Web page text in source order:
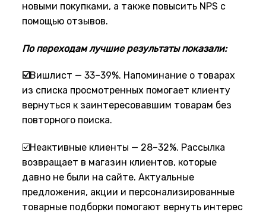
новыми покупками, а также повысить NPS с
помощью отзывов.
По переходам лучшие результаты показали:
☑️Вишлист — 33–39%. Напоминание о товарах
из списка просмотренных помогает клиенту
вернуться к заинтересовавшим товарам без
повторного поиска.
☑️Неактивные клиенты — 28–32%. Рассылка
возвращает в магазин клиентов, которые
давно не были на сайте. Актуальные
предложения, акции и персонализированные
товарные подборки помогают вернуть интерес